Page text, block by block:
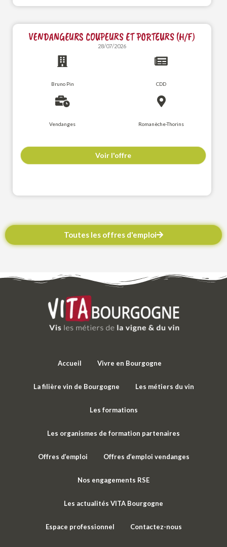
VENDANGEURS COUPEURS ET PORTEURS (H/F)
28/07/2026
Bruno Pin CDD
Vendanges Romanèche-Thorins
Voir l'offre
Toutes les offres d'emploi
Accueil Vivre en Bourgogne
La filière vin de Bourgogne Les métiers du vin
Les formations
Les organismes de formation partenaires
Offres d’emploi Offres d’emploi vendanges
Nos engagements RSE
Les actualités VITA Bourgogne
Espace professionnel Contactez-nous